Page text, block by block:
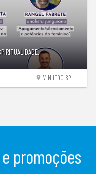
location_on VINHEDO-SP
promoções